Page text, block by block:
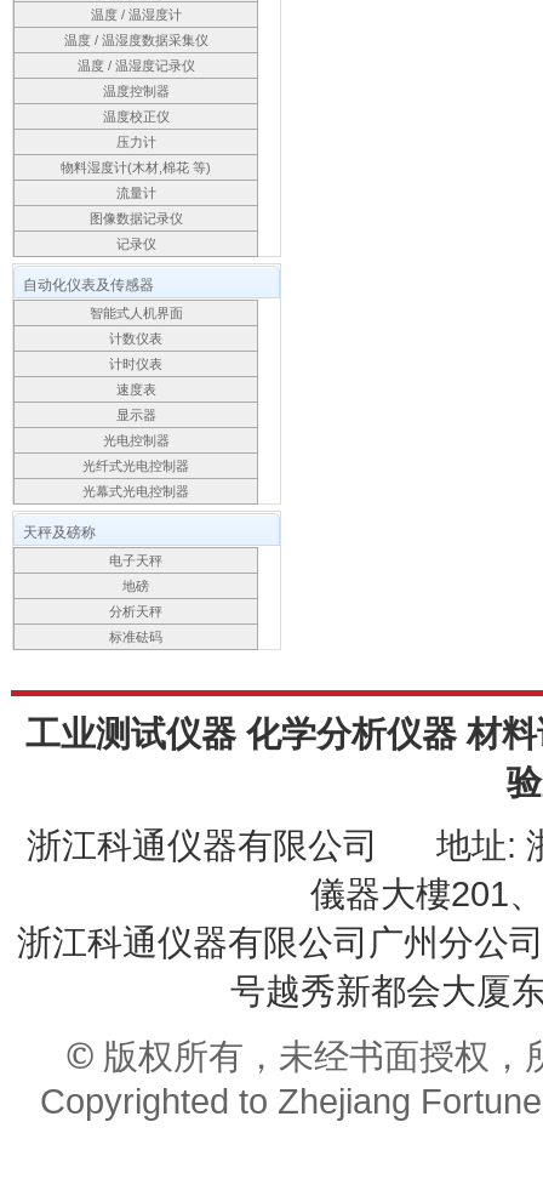
温度 / 温湿度计
温度 / 温湿度数据采集仪
温度 / 温湿度记录仪
温度控制器
温度校正仪
压力计
物料湿度计(木材,棉花 等)
流量计
图像数据记录仪
记录仪
自动化仪表及传感器
智能式人机界面
计数仪表
计时仪表
速度表
显示器
光电控制器
光纤式光电控制器
光幕式光电控制器
天秤及磅称
电子天秤
地磅
分析天秤
标准砝码
工业测试仪器 化学分析仪器 材
浙江科通仪器有限公司 地址:
儀器大樓201
浙江科通仪器有限公司广州分
号越秀新都会大厦
© 版权所有，未经书面授权，
Copyrighted to Zhejiang